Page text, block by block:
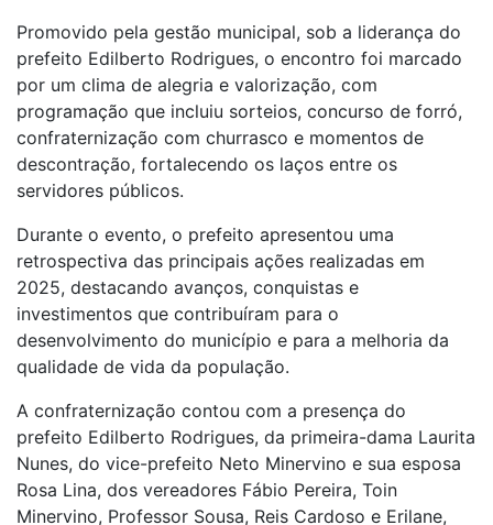
Promovido pela gestão municipal, sob a liderança do
prefeito Edilberto Rodrigues, o encontro foi marcado
por um clima de alegria e valorização, com
programação que incluiu sorteios, concurso de forró,
confraternização com churrasco e momentos de
descontração, fortalecendo os laços entre os
servidores públicos.
Durante o evento, o prefeito apresentou uma
retrospectiva das principais ações realizadas em
2025, destacando avanços, conquistas e
investimentos que contribuíram para o
desenvolvimento do município e para a melhoria da
qualidade de vida da população.
A confraternização contou com a presença do
prefeito Edilberto Rodrigues, da primeira-dama Laurita
Nunes, do vice-prefeito Neto Minervino e sua esposa
Rosa Lina, dos vereadores Fábio Pereira, Toin
Minervino, Professor Sousa, Reis Cardoso e Erilane,